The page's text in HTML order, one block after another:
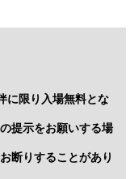
に限り入場無料とな
提示をお願いする場
断りすることがあり